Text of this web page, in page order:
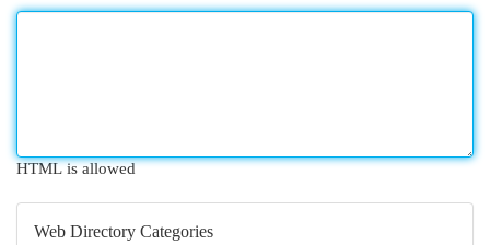
HTML is allowed
Web Directory Categories